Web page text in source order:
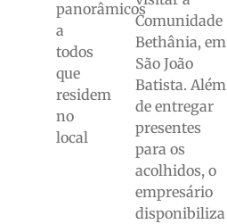
panorâmicos
a
todos
que
residem
no
local
Comunidade
Bethânia, em
São João
Batista. Além
de entregar
presentes
para os
acolhidos, o
empresário
disponibiliza